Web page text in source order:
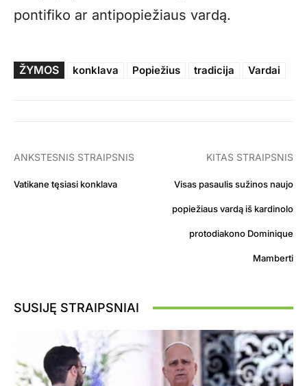
pontifiko ar antipopiežiaus vardą.
ŽYMOS konklava Popiežius tradicija Vardai
ANKSTESNIS STRAIPSNIS
Vatikane tęsiasi konklava
KITAS STRAIPSNIS
Visas pasaulis sužinos naujo
popiežiaus vardą iš kardinolo
protodiakono Dominique
Mamberti
SUSIJĘ STRAIPSNIAI